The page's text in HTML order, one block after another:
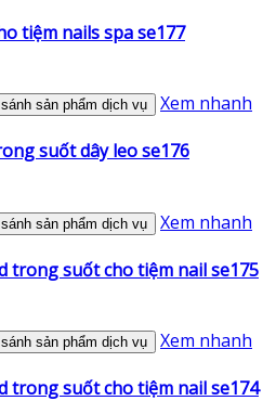
tiệm nails spa se177
sản phẩm dịch vụ Xem nhanh
suốt dây leo se176
sản phẩm dịch vụ Xem nhanh
trong suốt cho tiệm nail se175
sản phẩm dịch vụ Xem nhanh
trong suốt cho tiệm nail se174